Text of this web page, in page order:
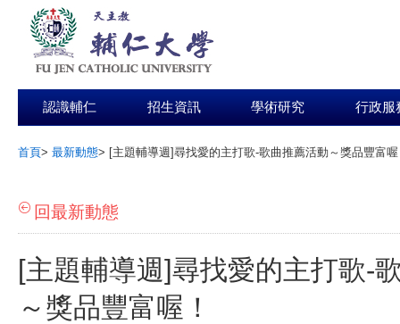
認識輔仁 招生資訊 學術研究 行政服
首頁> 最新動態> [主題輔導週]尋找愛的主打歌-歌曲推薦活動～獎品豐富
回最新動態
[主題輔導週]尋找愛的主打歌-
～獎品豐富喔！